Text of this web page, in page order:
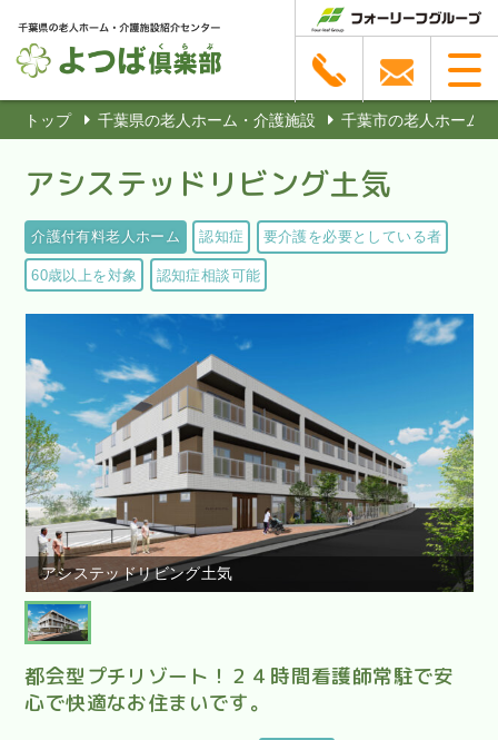
トップ 千葉県の老人ホーム・介護施設 千葉市の老人ホーム
アシステッドリビング土気
介護付有料老人ホーム 認知症 要介護を必要としている者
60歳以上を対象 認知症相談可能
アシステッドリビング土気
都会型プチリゾート！２４時間看護師常駐で安
心で快適なお住まいです。